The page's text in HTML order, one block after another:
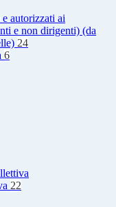
autorizzati ai
e non dirigenti) (da
24
6
22